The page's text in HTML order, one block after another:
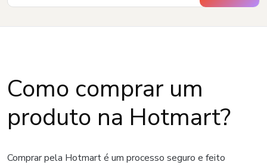
Como comprar um
produto na Hotmart?
Comprar pela Hotmart é um processo seguro e feito